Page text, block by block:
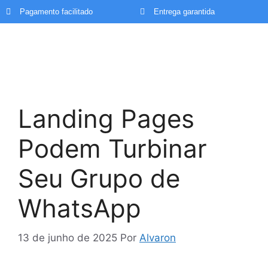
Pagamento facilitado Entrega garantida
Landing Pages
Podem Turbinar
Seu Grupo de
WhatsApp
13 de junho de 2025 Por Alvaron